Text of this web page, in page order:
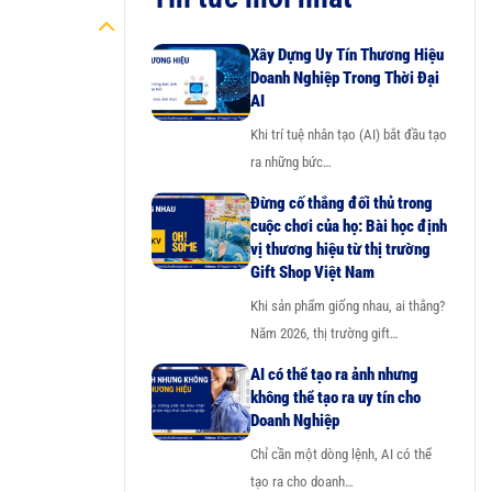
Xây Dựng Uy Tín Thương Hiệu
Doanh Nghiệp Trong Thời Đại
AI
Khi trí tuệ nhân tạo (AI) bắt đầu tạo
ra những bức…
Đừng cố thắng đối thủ trong
cuộc chơi của họ: Bài học định
vị thương hiệu từ thị trường
Gift Shop Việt Nam
Khi sản phẩm giống nhau, ai thắng?
Năm 2026, thị trường gift…
AI có thể tạo ra ảnh nhưng
không thể tạo ra uy tín cho
Doanh Nghiệp
Chỉ cần một dòng lệnh, AI có thể
tạo ra cho doanh…